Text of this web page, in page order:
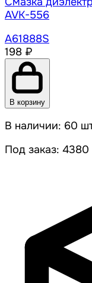
AVK-556
A61888S
198 ₽
В корзину
В наличии: 60
Под заказ: 4380